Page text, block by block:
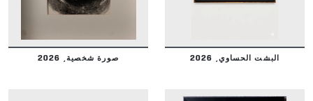
صورة شخصية, 2026 البشت الحساوي, 2026